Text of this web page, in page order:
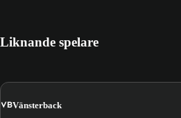
Liknande spelare
VBVänsterback